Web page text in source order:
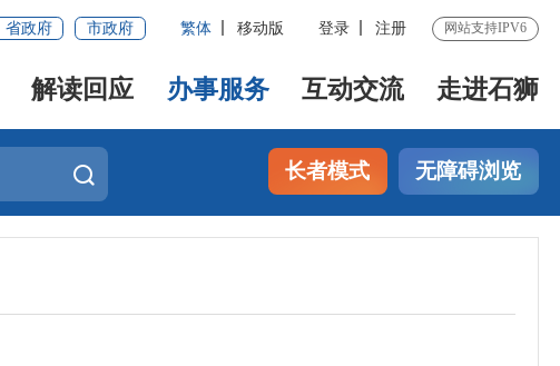
省政府 市政府 繁体 移动版 登录 注册 网站支持IPV6
解读回应 办事服务 互动交流 走进石狮
长者模式 无障碍浏览